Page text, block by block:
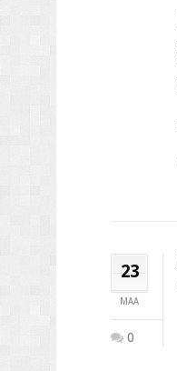
23
MAA
0